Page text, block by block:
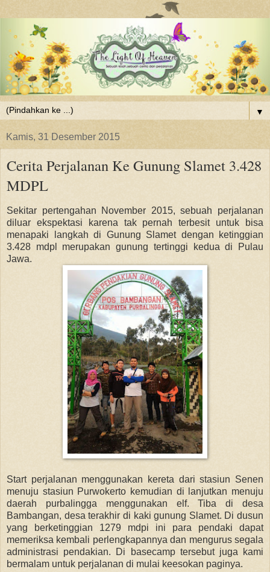
▼
Kamis, 31 Desember 2015
Cerita Perjalanan Ke Gunung Slamet 3.428
MDPL
Sekitar pertengahan November 2015, sebuah perjalanan
diluar ekspektasi karena tak pernah terbesit untuk bisa
menapaki langkah di Gunung Slamet dengan ketinggian
3.428 mdpl merupakan gunung tertinggi kedua di Pulau
Jawa.
Start perjalanan menggunakan kereta dari stasiun Senen
menuju stasiun Purwokerto kemudian di lanjutkan menuju
daerah purbalingga menggunakan elf. Tiba di desa
Bambangan, desa terakhir di kaki gunung Slamet. Di dusun
yang berketinggian 1279 mdpi ini para pendaki dapat
memeriksa kembali perlengkapannya dan mengurus segala
administrasi pendakian. Di basecamp tersebut juga kami
bermalam untuk perjalanan di mulai keesokan paginya.